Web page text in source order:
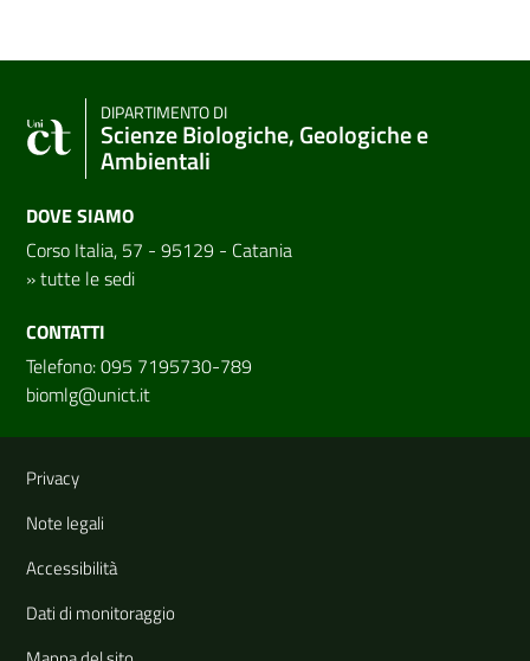
DIPARTIMENTO DI
Scienze Biologiche, Geologiche e
Ambientali
DOVE SIAMO
Corso Italia, 57 - 95129 - Catania
»tutte le sedi
CONTATTI
Telefono: 095 7195730-789
biomlg@unict.it
Link e informazioni utili
Privacy
Note legali
Accessibilità
Dati di monitoraggio